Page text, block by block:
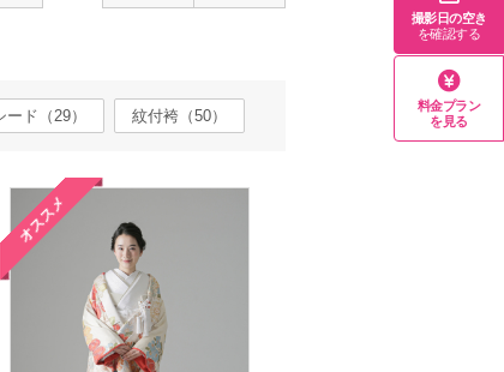
ード（29） 紋付袴（50）
オススメ
撮影日の空き
を確認する
料金プラン
を見る